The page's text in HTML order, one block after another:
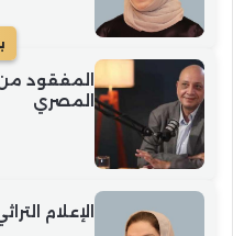
المفقود
المصري
الإعلام